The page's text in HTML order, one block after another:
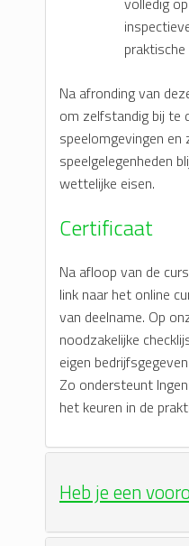
Na afronding van
om zelfstandig bij te
speelomgevingen
speelgelegenheden
wettelijke eisen.
Certificaat
Na afloop van de
link naar het online
van deelname. Op
noodzakelijke
eigen
Zo ondersteunt
het keuren in de
Heb je een